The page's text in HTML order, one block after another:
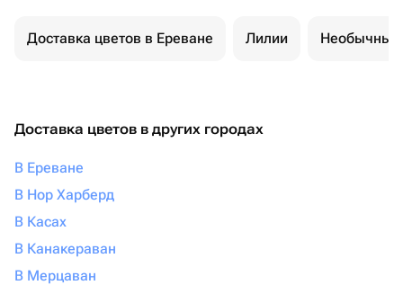
Доставка цветов в Ереване Лилии Необычные
Доставка цветов в других городах
В Ереване
В Нор Харберд
В Касах
В Канакераван
В Мерцаван